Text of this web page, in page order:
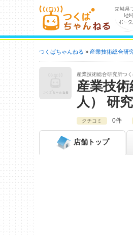
つくばちゃんねる 産業技術総合研
産業技術総合研究所つ
産業技
人） 研
クチコミ 0件
店舗 トップ